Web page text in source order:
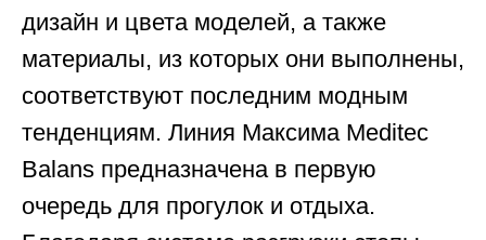
дизайн и цвета моделей, а также
материалы, из которых они выполнены,
соответствуют последним модным
тенденциям. Линия Максима Meditec
Balans предназначена в первую
очередь для прогулок и отдыха.